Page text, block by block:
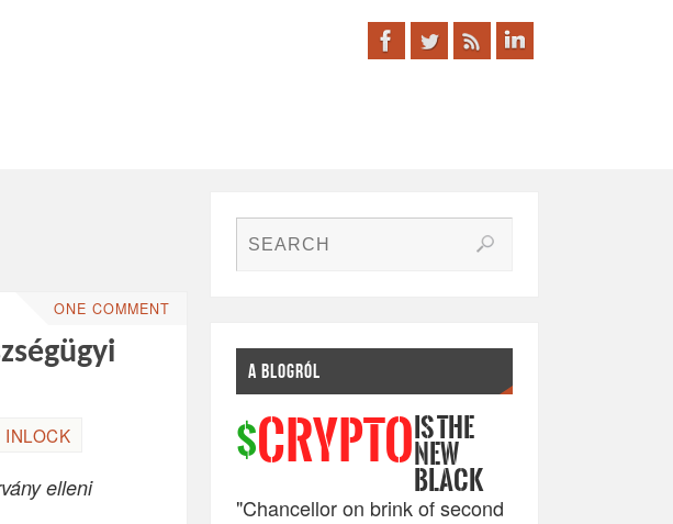
ONE COMMENT
INLOCK
elleni
A BLOGRÓL
$CRYPTO IS THE
NEW
BLACK
"Chancellor on brink of second